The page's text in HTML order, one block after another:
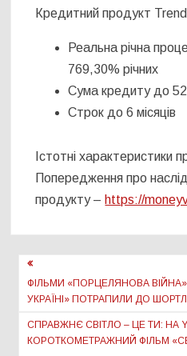
Кредитний продукт
Реальна річна
769,30% річних
Сума кредиту до
Строк до 6 місяців
Істотні характеристики
Попередження про
продукту – https://
Навігація
записів
ФІЛЬМИ «ПОРЦЕЛЯНОВА
УКРАЇНІ» ПОТРАПИЛИ ДО
СПРАВЖНЄ СВІТЛО – ЦЕ ТИ: НА
КОРОТКОМЕТРАЖНИЙ ФІЛЬМ